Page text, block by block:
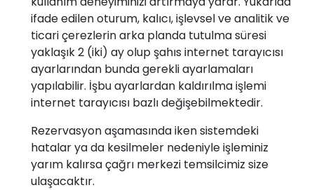
ifade edilen oturum, kalıcı, işlevsel ve analitik ve
ticari çerezlerin arka planda tutulma süresi
yaklaşık 2 (iki) ay olup şahıs internet tarayıcısı
ayarlarından bunda gerekli ayarlamaları
yapılabilir. İşbu ayarlardan kaldırılma işlemi
internet tarayıcısı bazlı değişebilmektedir.
Rezervasyon aşamasında iken sistemdeki
hatalar ya da kesilmeler nedeniyle işleminiz
yarım kalırsa çağrı merkezi temsilcimiz size
ulaşacaktır.